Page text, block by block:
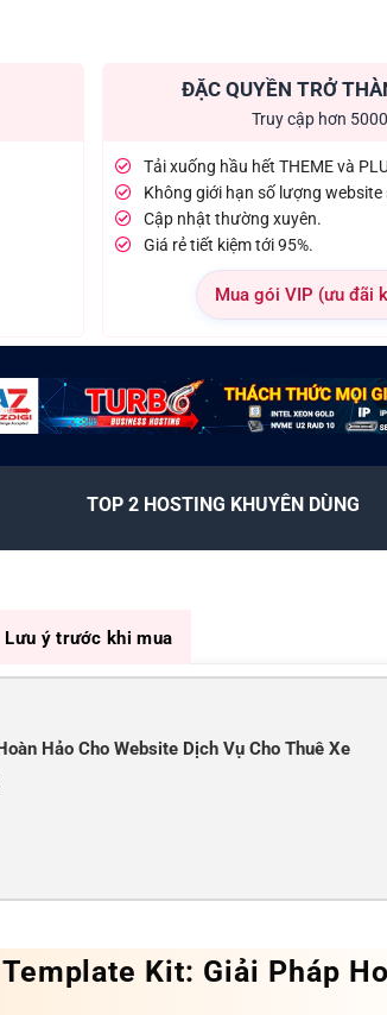
ĐẶC QUYỀN TRỞ
Truy cập hơn
Tải xuống hầu hết THEME và
Không giới hạn số lượng website
Cập nhật thường xuyên.
Giá rẻ tiết kiệm tới 95%.
Mua gói VIP (ưu đãi
TOP 2 HOSTING KHUYÊN DÙNG
Lưu ý trước khi mua
Hảo Cho Website Dịch Vụ Cho Thuê Xe
Kit: Giải Pháp